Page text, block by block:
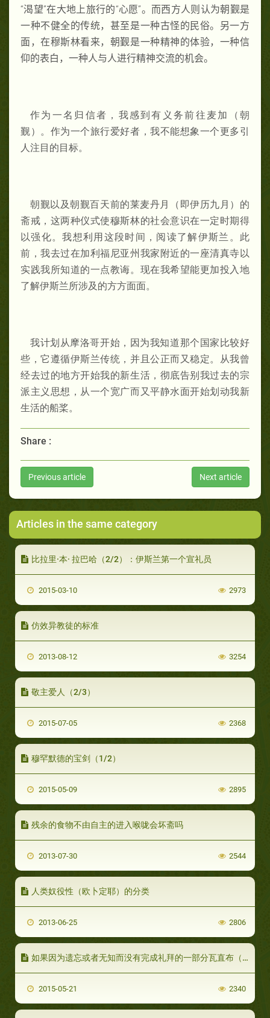
“渴望”在大地上旅行的“心愿”。而西方人则认为朝觐是
一种不健全的传统，甚至是一种古怪的民俗。另一方
面，在穆斯林看来，朝觐是一种精神的体验，一种信
仰的表白，一种人与人进行精神交流的机会。
作为一名归信者，我感到有义务前往麦加（朝
觐）。作为一个旅行爱好者，我不能想象一个更多引
人注目的目标。
朝觐以及朝觐百天前的莱麦丹月（即伊历九月）的
斋戒，这两种仪式使穆斯林的社会意识在一定时期得
以强化。我想利用这段时间，阅读了解伊斯兰。此
前，我去过在加利福尼亚州我家附近的一座清真寺以
实践我所知道的一点教诲。现在我希望能更加投入地
了解伊斯兰所涉及的方方面面。
我计划从摩洛哥开始，因为我知道那个国家比较好
些，它遵循伊斯兰传统，并且公正而又稳定。从我曾
经去过的地方开始我的新生活，彻底告别我过去的宗
派主义思想，从一个宽广而又平静水面开始划动我新
生活的船桨。
Share :
Previous article Next article
Articles in the same category
比拉里·本· 拉巴哈（2/2）：伊斯兰第一个宣礼员
2015-03-10 2973
仿效异教徒的标准
2013-08-12 3254
敬主爱人（2/3）
2015-07-05 2368
穆罕默德的宝剑（1/2）
2015-05-09 2895
残余的食物不由自主的进入喉咙会坏斋吗
2013-07-30 2544
人类奴役性（欧卜定耶）的分类
2013-06-25 2806
如果因为遗忘或者无知而没有完成礼拜的一部分瓦直布（必须的事项），其教法律列是什么？
2015-05-21 2340